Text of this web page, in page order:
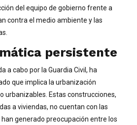
del equipo de gobierno frente a
contra el medio ambiente y las
persistente
a cabo por la Guardia Civil, ha
que implica la urbanización
urbanizables. Estas construcciones,
a viviendas, no cuentan con las
generado preocupación entre los